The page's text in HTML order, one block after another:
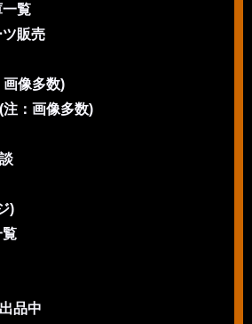
一覧
ツ販売
像多数)
：画像多数)
)
覧
品中